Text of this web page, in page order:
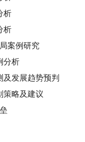
析
析
案例研究
分析
发展趋势预判
策略及建议